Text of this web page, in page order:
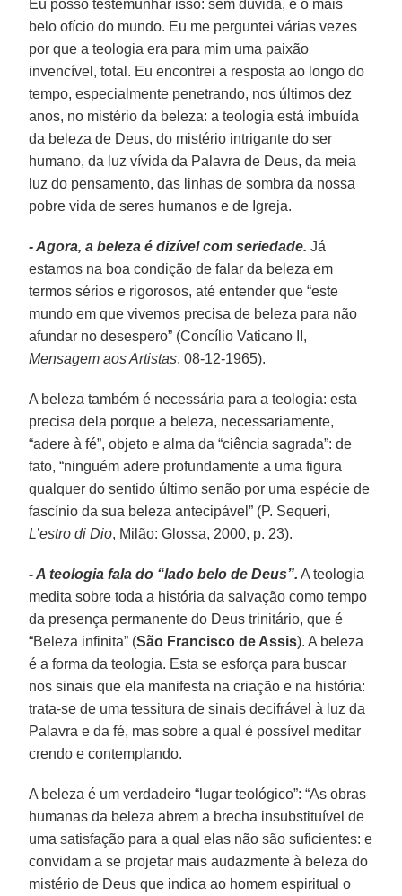
Eu posso testemunhar isso: sem dúvida, é o mais
belo ofício do mundo. Eu me perguntei várias vezes
por que a teologia era para mim uma paixão
invencível, total. Eu encontrei a resposta ao longo do
tempo, especialmente penetrando, nos últimos dez
anos, no mistério da beleza: a teologia está imbuída
da beleza de Deus, do mistério intrigante do ser
humano, da luz vívida da Palavra de Deus, da meia
luz do pensamento, das linhas de sombra da nossa
pobre vida de seres humanos e de Igreja.
- Agora, a beleza é dizível com seriedade. Já
estamos na boa condição de falar da beleza em
termos sérios e rigorosos, até entender que “este
mundo em que vivemos precisa de beleza para não
afundar no desespero” (Concílio Vaticano II,
Mensagem aos Artistas, 08-12-1965).
A beleza também é necessária para a teologia: esta
precisa dela porque a beleza, necessariamente,
“adere à fé”, objeto e alma da “ciência sagrada”: de
fato, “ninguém adere profundamente a uma figura
qualquer do sentido último senão por uma espécie de
fascínio da sua beleza antecipável” (P. Sequeri,
L’estro di Dio, Milão: Glossa, 2000, p. 23).
- A teologia fala do “lado belo de Deus”. A teologia
medita sobre toda a história da salvação como tempo
da presença permanente do Deus trinitário, que é
“Beleza infinita” (São Francisco de Assis). A beleza
é a forma da teologia. Esta se esforça para buscar
nos sinais que ela manifesta na criação e na história:
trata-se de uma tessitura de sinais decifrável à luz da
Palavra e da fé, mas sobre a qual é possível meditar
crendo e contemplando.
A beleza é um verdadeiro “lugar teológico”: “As obras
humanas da beleza abrem a brecha insubstituível de
uma satisfação para a qual elas não são suficientes: e
convidam a se projetar mais audazmente à beleza do
mistério de Deus que indica ao homem espiritual o